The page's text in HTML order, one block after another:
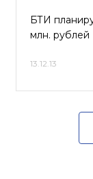
БТИ
млн. рублей
13.12.13